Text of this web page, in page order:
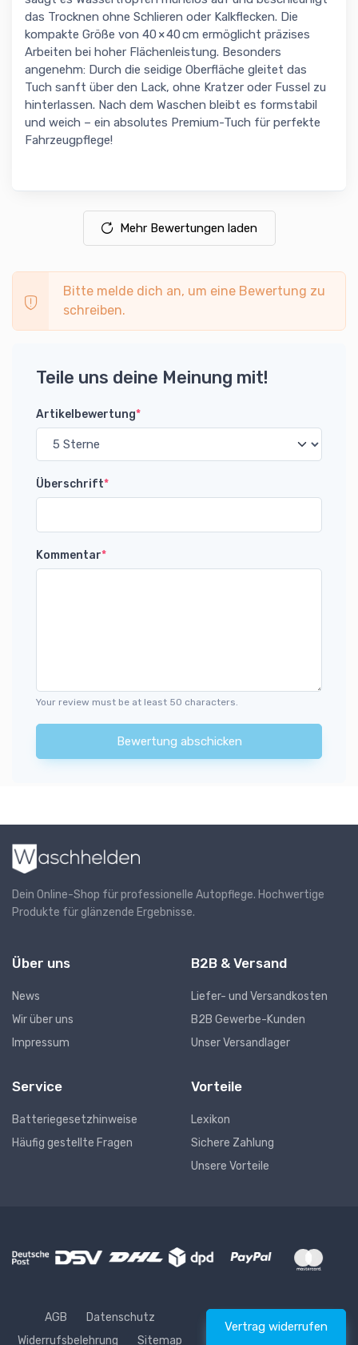
das Trocknen ohne Schlieren oder Kalkflecken. Die
kompakte Größe von 40 × 40 cm ermöglicht präzises
Arbeiten bei hoher Flächenleistung. Besonders
angenehm: Durch die seidige Oberfläche gleitet das
Tuch sanft über den Lack, ohne Kratzer oder Fussel zu
hinterlassen. Nach dem Waschen bleibt es formstabil
und weich – ein absolutes Premium-Tuch für perfekte
Fahrzeugpflege!
Mehr Bewertungen laden
Bitte melde dich an, um eine Bewertung zu
schreiben.
Teile uns deine Meinung mit!
Artikelbewertung*
Überschrift*
Kommentar*
Your review must be at least 50 characters.
Bewertung abschicken
Dein Online-Shop für professionelle Autopflege. Hochwertige
Produkte für glänzende Ergebnisse.
Über uns
News
Wir über uns
Impressum
B2B & Versand
Liefer- und Versandkosten
B2B Gewerbe-Kunden
Unser Versandlager
Service
Batteriegesetzhinweise
Häufig gestellte Fragen
Vorteile
Lexikon
Sichere Zahlung
Unsere Vorteile
AGB
Datenschutz
Widerrufsbelehrung
Sitemap
Vertrag widerrufen